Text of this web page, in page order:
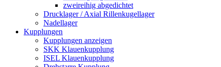
zweireihig abgedichtet
Drucklager / Axial Rillenkugellager
Nadellager
Kupplungen
Kupplungen anzeigen
SKK Klauenkupplung
ISEL Klauenkupplung